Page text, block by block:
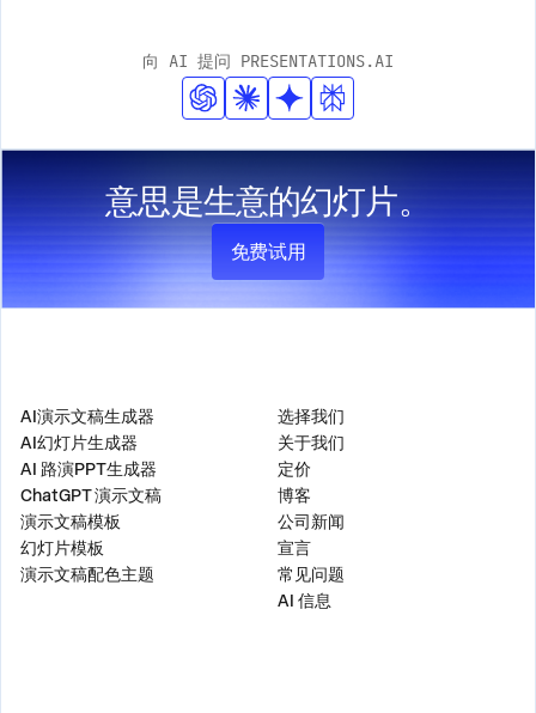
向 AI 提问 PRESENTATIONS.AI
意思是生意的幻灯片。
免费试用
AI演示文稿生成器
AI幻灯片生成器
AI 路演PPT生成器
ChatGPT 演示文稿
演示文稿模板
幻灯片模板
演示文稿配色主题
选择我们
关于我们
定价
博客
公司新闻
宣言
常见问题
AI 信息